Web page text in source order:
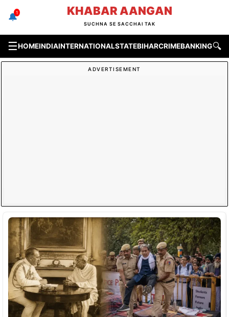
🔔
1 KHABAR AANGAN
SUCHNA SE SACCHAI TAK
☰HOMEINDIAINTERNATIONALSTATEBIHARCRIMEBANKING &🔍
ADVERTISEMENT